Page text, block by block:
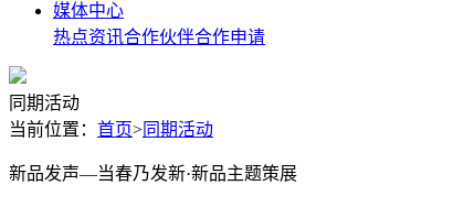
媒体中心
热点资讯合作伙伴合作申请
同期活动
当前位置： 首页>同期活动
新品发声—当春乃发新·新品主题策展